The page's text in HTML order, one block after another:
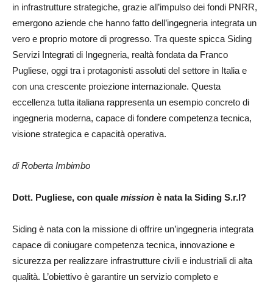
in infrastrutture strategiche, grazie all’impulso dei fondi PNRR,
emergono aziende che hanno fatto dell’ingegneria integrata un
vero e proprio motore di progresso. Tra queste spicca Siding
Servizi Integrati di Ingegneria, realtà fondata da Franco
Pugliese, oggi tra i protagonisti assoluti del settore in Italia e
con una crescente proiezione internazionale. Questa
eccellenza tutta italiana rappresenta un esempio concreto di
ingegneria moderna, capace di fondere competenza tecnica,
visione strategica e capacità operativa.
di Roberta Imbimbo
Dott. Pugliese, con quale mission è nata la Siding S.r.l?
Siding è nata con la missione di offrire un’ingegneria integrata
capace di coniugare competenza tecnica, innovazione e
sicurezza per realizzare infrastrutture civili e industriali di alta
qualità. L’obiettivo è garantire un servizio completo e